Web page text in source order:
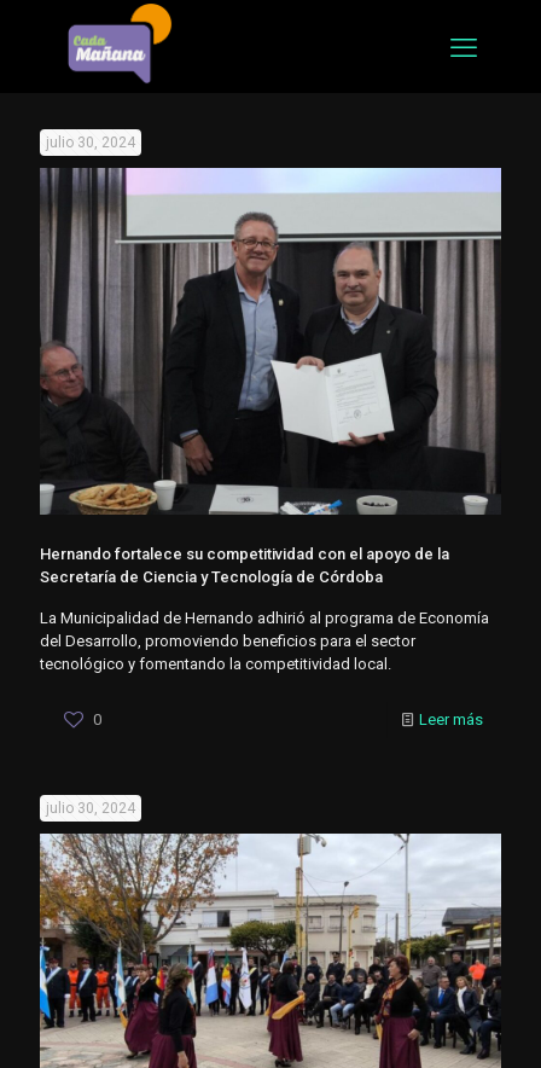
julio 30, 2024
Hernando fortalece su competitividad con el apoyo de la
Secretaría de Ciencia y Tecnología de Córdoba
La Municipalidad de Hernando adhirió al programa de Economía
del Desarrollo, promoviendo beneficios para el sector
tecnológico y fomentando la competitividad local.
0 Leer más
julio 30, 2024